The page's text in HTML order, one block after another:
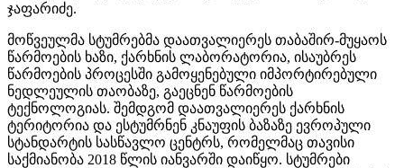
ჯაფარიძე.
მოწვეულმა სტუმრებმა დაათვალიერეს თაბაშირ-მუყაოს
წარმოების ხაზი, ქარხნის ლაბორატორია, ისაუბრეს
წარმოების პროცესში გამოყენებული იმპორტირებული
ნედლეულის თაობაზე, გაეცნენ წარმოების
ტექნოლოგიას. შემდგომ დაათვალიერეს ქარხნის
ტერიტორია და ესტუმრნენ კნაუფის ბაზაზე ევროპული
სტანდარტის სასწავლო ცენტრს, რომელმაც თავისი
საქმიანობა 2018 წლის იანვარში დაიწყო. სტუმრები